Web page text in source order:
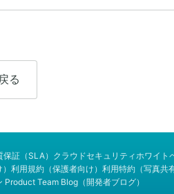
る
証（SLA） クラウドセキュリティホワイト
利用規約（保護者向け） 利用特約（写真共
Product Team Blog（開発者ブログ）